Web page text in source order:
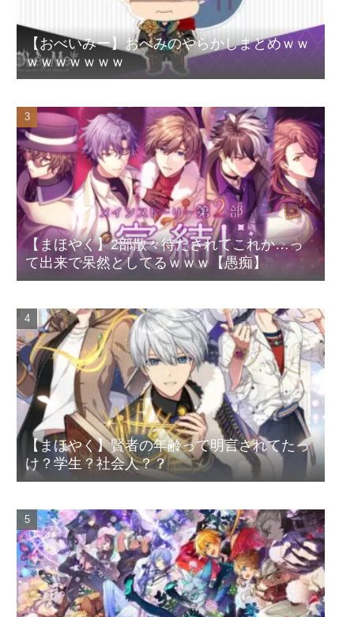
【おべいみー】おべみのやらかしまとめｗｗ
ｗｗｗｗｗｗｗ
【まほやく】2部散々待たされてこれか…っ
て出来で呆然としてるｗｗｗ【愚痴】
【まほやく】賢者の年齢って明言されてたっ
け？学生？社会人？？